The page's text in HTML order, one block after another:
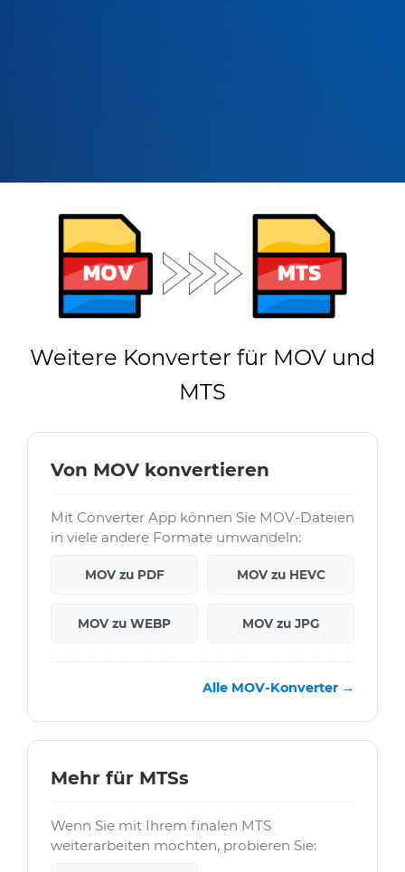
Weitere Konverter für MOV und
MTS
Von MOV konvertieren
Mit Converter App können Sie MOV-Dateien
in viele andere Formate umwandeln:
MOV zu PDF MOV zu HEVC
MOV zu WEBP MOV zu JPG
Alle MOV-Konverter →
Mehr für MTSs
Wenn Sie mit Ihrem finalen MTS
weiterarbeiten möchten, probieren Sie: